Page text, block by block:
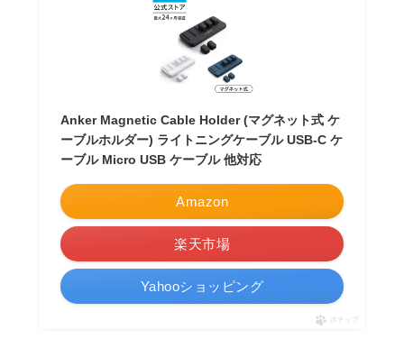
Anker Magnetic Cable Holder (マグネット式 ケ
ーブルホルダー) ライトニングケーブル USB-C ケ
ーブル Micro USB ケーブル 他対応
Amazon
楽天市場
Yahooショッピング
ポチップ